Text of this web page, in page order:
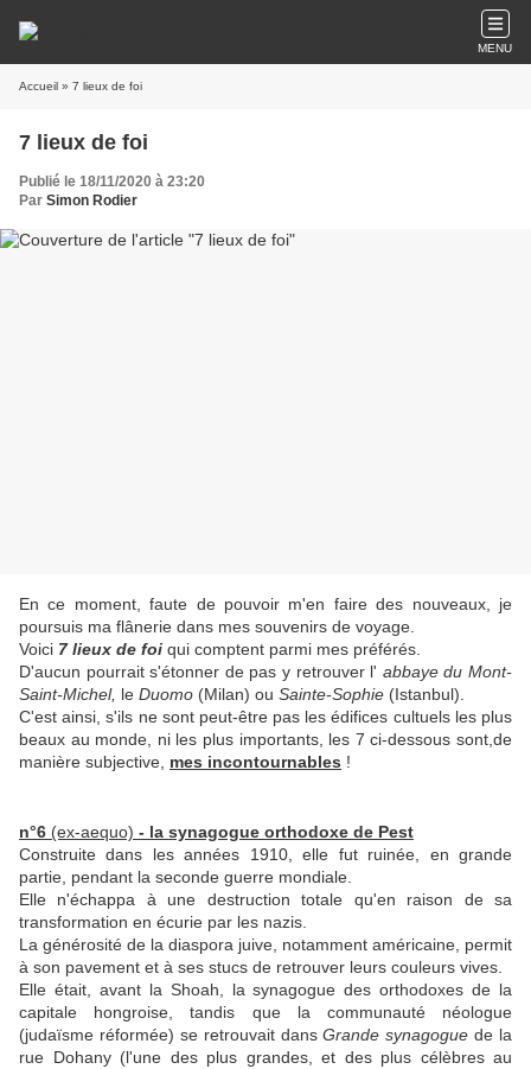
MENU
Accueil » 7 lieux de foi
7 lieux de foi
Publié le 18/11/2020 à 23:20
Par Simon Rodier
En ce moment, faute de pouvoir m'en faire des nouveaux, je
poursuis ma flânerie dans mes souvenirs de voyage.
Voici 7 lieux de foi qui comptent parmi mes préférés.
D'aucun pourrait s'étonner de pas y retrouver l' abbaye du Mont-
Saint-Michel, le Duomo (Milan) ou Sainte-Sophie (Istanbul).
C'est ainsi, s'ils ne sont peut-être pas les édifices cultuels les plus
beaux au monde, ni les plus importants, les 7 ci-dessous sont,de
manière subjective, mes incontournables !
n°6 (ex-aequo) - la synagogue orthodoxe de Pest
Construite dans les années 1910, elle fut ruinée, en grande
partie, pendant la seconde guerre mondiale.
Elle n'échappa à une destruction totale qu'en raison de sa
transformation en écurie par les nazis.
La générosité de la diaspora juive, notamment américaine, permit
à son pavement et à ses stucs de retrouver leurs couleurs vives.
Elle était, avant la Shoah, la synagogue des orthodoxes de la
capitale hongroise, tandis que la communauté néologue
(judaïsme réformée) se retrouvait dansGrande synagogue de la
rue Dohany (l'une des plus grandes, et des plus célèbres au